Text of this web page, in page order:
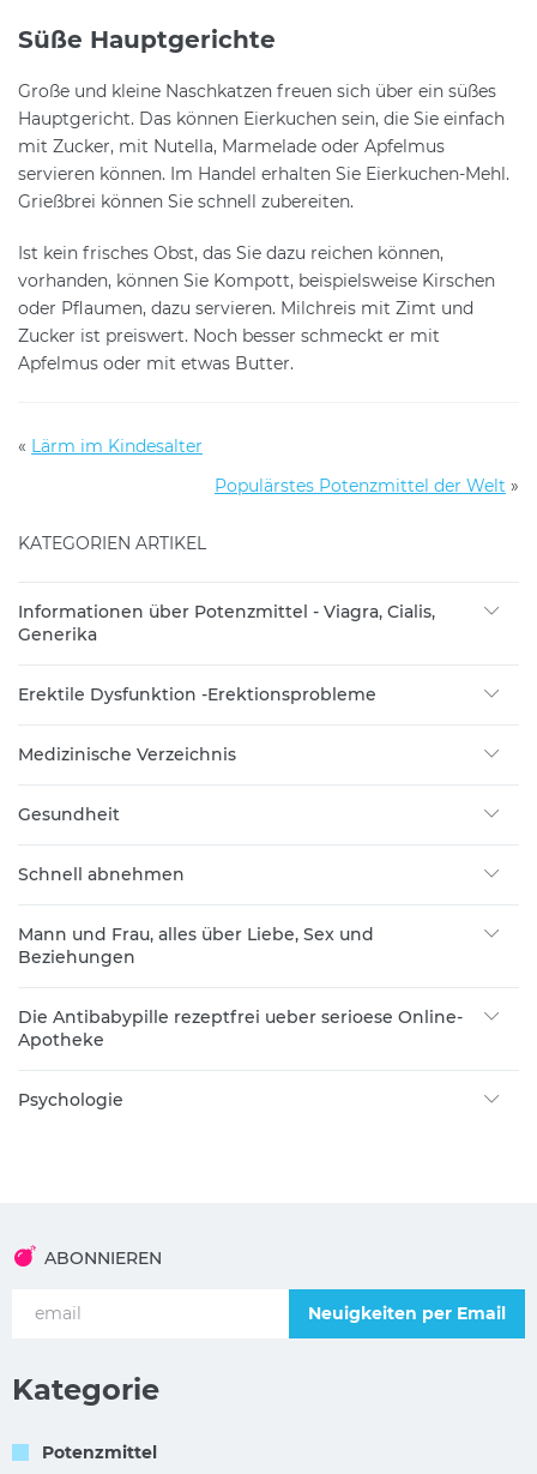
Süße Hauptgerichte
Große und kleine Naschkatzen freuen sich über ein süßes
Hauptgericht. Das können Eierkuchen sein, die Sie einfach
mit Zucker, mit Nutella, Marmelade oder Apfelmus
servieren können. Im Handel erhalten Sie Eierkuchen-Mehl.
Grießbrei können Sie schnell zubereiten.
Ist kein frisches Obst, das Sie dazu reichen können,
vorhanden, können Sie Kompott, beispielsweise Kirschen
oder Pflaumen, dazu servieren. Milchreis mit Zimt und
Zucker ist preiswert. Noch besser schmeckt er mit
Apfelmus oder mit etwas Butter.
« Lärm im Kindesalter
Populärstes Potenzmittel der Welt »
KATEGORIEN ARTIKEL
Informationen über Potenzmittel - Viagra, Cialis,
Generika
Erektile Dysfunktion -Erektionsprobleme
Medizinische Verzeichnis
Gesundheit
Schnell abnehmen
Mann und Frau, alles über Liebe, Sex und
Beziehungen
Die Antibabypille rezeptfrei ueber serioese Online-
Apotheke
Psychologie
ABONNIEREN
Neuigkeiten per Email
Kategorie
Potenzmittel